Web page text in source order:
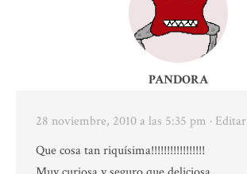
PANDORA
28 noviembre, 2010 a las 5:35 pm · Editar
Que cosa tan riquísima!!!!!!!!!!!!!!!!!